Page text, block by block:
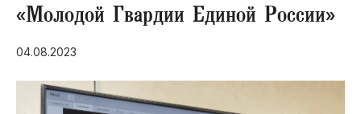
Инфраструктура
Благоустройство
«Молодой Гвардии Единой России»
04.08.2023